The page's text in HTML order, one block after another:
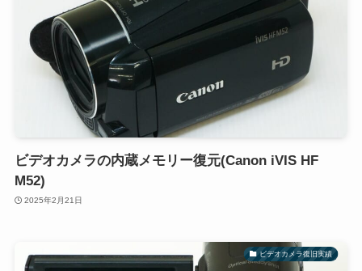
ビデオカメラの内蔵メモリー復元(Canon iVIS HF
M52)
2025年2月21日
ビデオカメラ復旧実績